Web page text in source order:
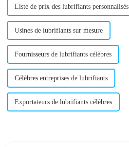
Liste de prix des lubrifiants personnalisés
Usines de lubrifiants sur mesure
Fournisseurs de lubrifiants célèbres
Célèbres entreprises de lubrifiants
Exportateurs de lubrifiants célèbres